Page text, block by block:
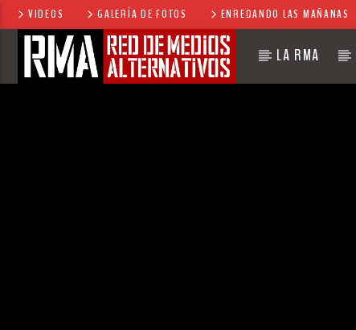
VIDEOS GALERÍA DE FOTOS ENREDANDO LAS MAÑANAS
LA RMA